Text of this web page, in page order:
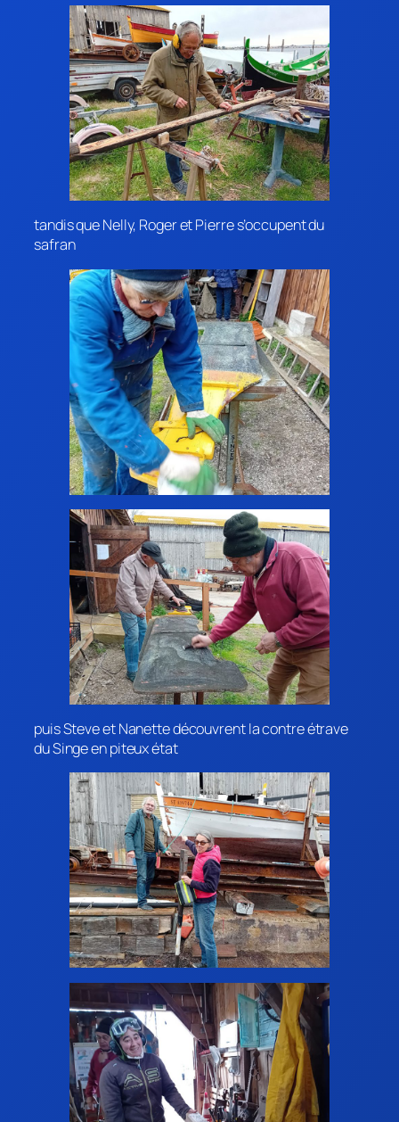
tandis que Nelly, Roger et Pierre s’occupent du
safran
puis Steve et Nanette découvrent la contre étrave
du Singe en piteux état